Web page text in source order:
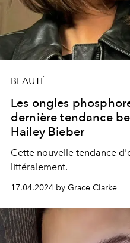
BEAUTÉ
Les ongles
dernière tendance
Hailey Bieber
Cette nouvelle tendance
littéralement.
17.04.2024 by Grace Clarke